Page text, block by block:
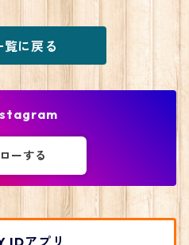
覧に戻る
ーする
IDアプリ